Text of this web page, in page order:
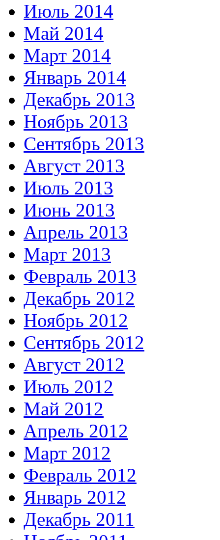
Июль 2014
Май 2014
Март 2014
Январь 2014
Декабрь 2013
Ноябрь 2013
Сентябрь 2013
Август 2013
Июль 2013
Июнь 2013
Апрель 2013
Март 2013
Февраль 2013
Декабрь 2012
Ноябрь 2012
Сентябрь 2012
Август 2012
Июль 2012
Май 2012
Апрель 2012
Март 2012
Февраль 2012
Январь 2012
Декабрь 2011